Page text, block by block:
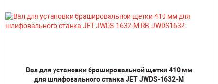
Вал для установки брашировальной щетки 410 мм
для шлифовального станка JET JWDS-1632-M